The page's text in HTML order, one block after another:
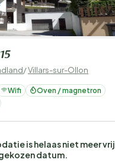
/Villars-sur-Ollon
Wifi
Oven / magnetron
is helaas niet meer vrij
datum.